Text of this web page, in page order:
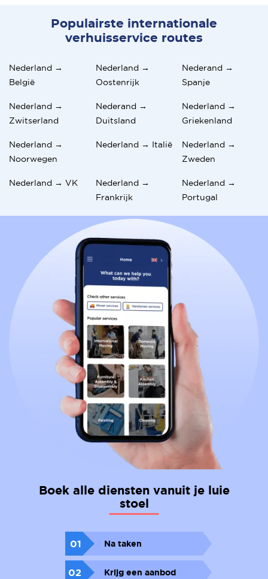
Populairste internationale
verhuisservice routes
Nederland →
België
Nederland →
Oostenrijk
Nederand →
Spanje
Nederland →
Zwitserland
Nederand →
Duitsland
Nederland →
Griekenland
Nederland →
Noorwegen
Nederland → Italië
Nederland →
Zweden
Nederland → VK
Nederland →
Frankrijk
Nederland →
Portugal
Boek alle diensten vanuit je luie
stoel
01 Na taken
02 Krijg een aanbod